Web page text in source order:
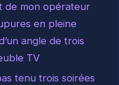
de mon opérateur
en pleine
angle de trois
TV
tenu trois soirées